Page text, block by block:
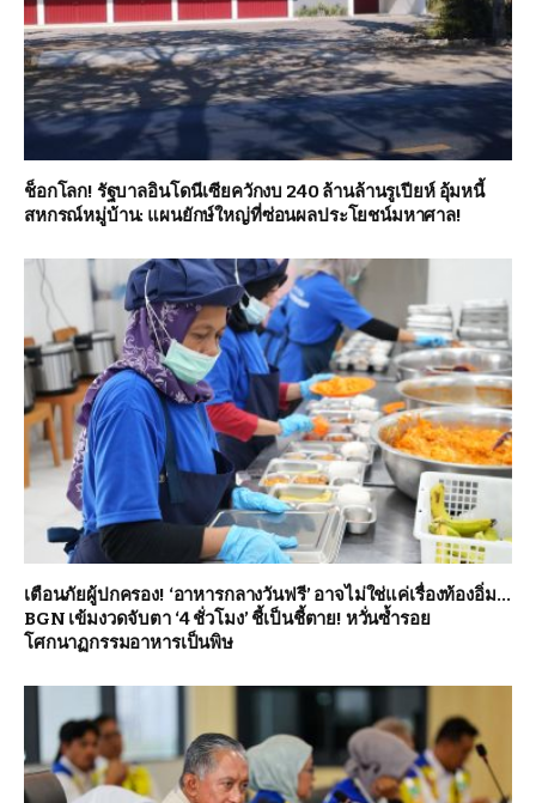
ช็อกโลก! รัฐบาลอินโดนีเซียควักงบ 240 ล้านล้านรูเปียห์ อุ้มหนี้
สหกรณ์หมู่บ้าน: แผนยักษ์ใหญ่ที่ซ่อนผลประโยชน์มหาศาล!
เตือนภัยผู้ปกครอง! ‘อาหารกลางวันฟรี’ อาจไม่ใช่แค่เรื่องท้องอิ่ม…
BGN เข้มงวดจับตา ‘4 ชั่วโมง’ ชี้เป็นชี้ตาย! หวั่นซ้ำรอย
โศกนาฏกรรมอาหารเป็นพิษ